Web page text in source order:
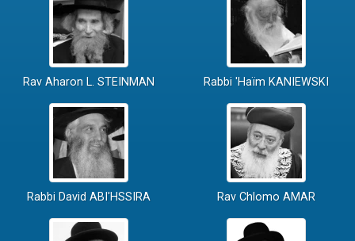
Rav Aharon L. STEINMAN Rabbi 'Haïm KANIEWSKI
Rabbi David ABI'HSSIRA Rav Chlomo AMAR